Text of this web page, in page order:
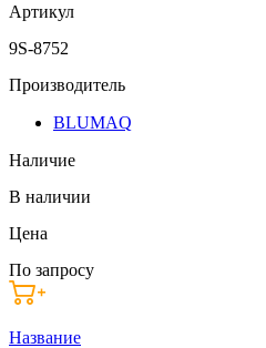
Артикул
9S-8752
Производитель
BLUMAQ
Наличие
В наличии
Цена
По запросу
Название